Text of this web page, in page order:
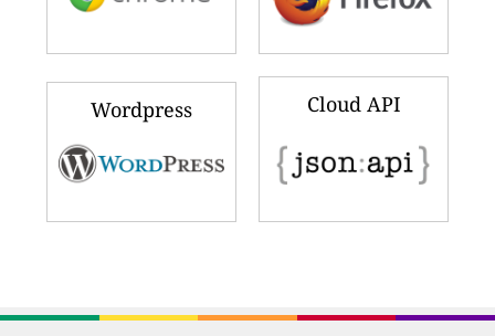
Wordpress Cloud API